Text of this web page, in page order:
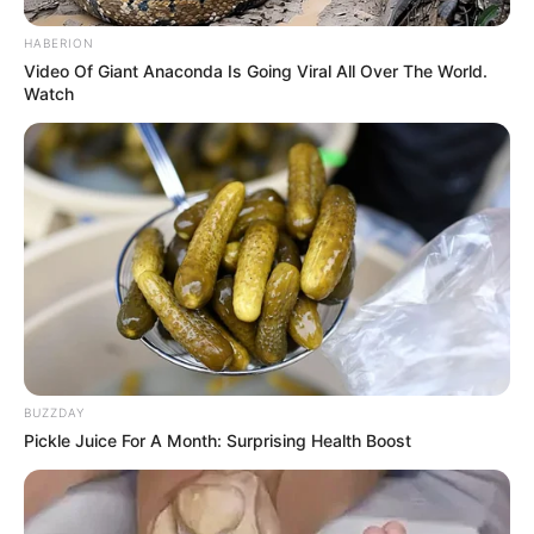
dolog biztos: a „Király” hangja és emléke évtizedek
múltán sem tűnt el.
HABERION
Video Of Giant Anaconda Is Going Viral All Over The World.
Watch
BUZZDAY
Pickle Juice For A Month: Surprising Health Boost